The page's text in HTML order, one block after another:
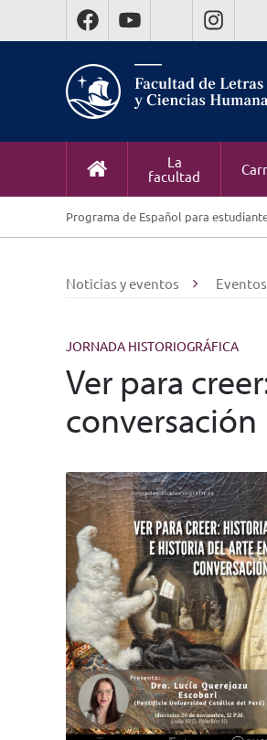
La
facultad
Programa de Español para
Noticias y eventos Eventos
JORNADA HISTORIOGRÁFICA
Ver para
conversación